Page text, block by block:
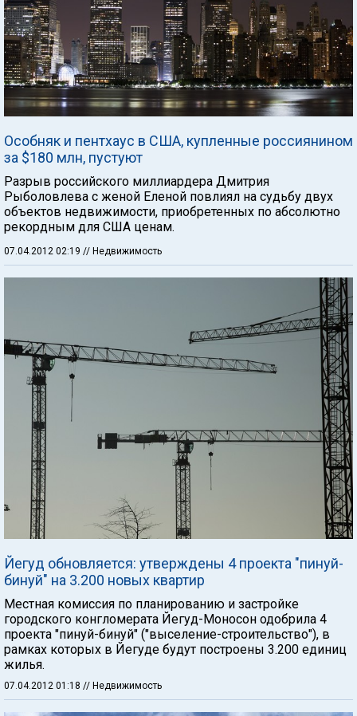
Особняк и пентхаус в США, купленные россиянином
за $180 млн, пустуют
Разрыв российского миллиардера Дмитрия
Рыболовлева с женой Еленой повлиял на судьбу двух
объектов недвижимости, приобретенных по абсолютно
рекордным для США ценам.
07.04.2012 02:19 // Недвижимость
Йегуд обновляется: утверждены 4 проекта "пинуй-
бинуй" на 3.200 новых квартир
Местная комиссия по планированию и застройке
городского конгломерата Йегуд-Моносон одобрила 4
проекта "пинуй-бинуй" ("выселение-строительство"), в
рамках которых в Йегуде будут построены 3.200 единиц
жилья.
07.04.2012 01:18 // Недвижимость